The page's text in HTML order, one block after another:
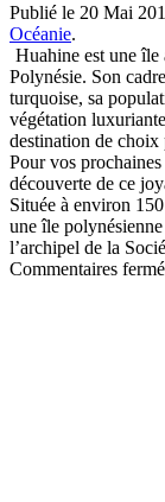
Publié le 20 Mai
Océanie.
Huahine est une île
Polynésie. Son
turquoise, sa
végétation
destination de choix
Pour vos
découverte de ce
Située à environ
une île
l’archipel de la
Commentaires